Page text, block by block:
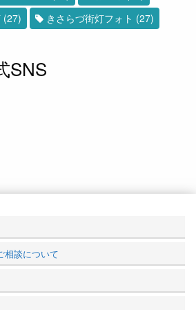
(27) きさらづ街灯フォト (27)
SNS
相談について